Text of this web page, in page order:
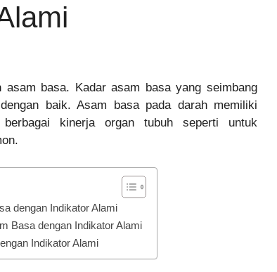
basa. Kadar asam basa yang seimbang
baik. Asam basa pada darah memiliki
kinerja organ tubuh seperti untuk
dengan Indikator Alami
Basa dengan Indikator Alami
Indikator Alami